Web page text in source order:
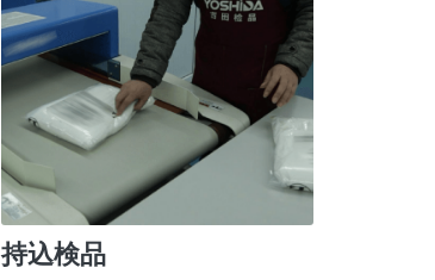
持込検品